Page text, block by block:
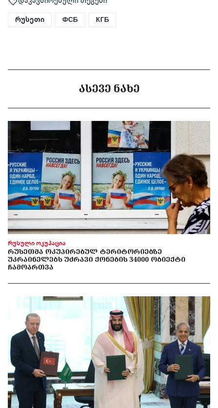
რუსეთი ФСБ КГБ
ᲐᲡᲔᲕᲔ ᲜᲐᲮᲔ
რუსული ოკუპაცია
ᲠᲣᲡᲔᲗᲛᲐ ᲝᲙᲣᲞᲘᲠᲔᲑᲣᲚ ᲢᲔᲠᲘᲢᲝᲠᲘᲔᲑᲖᲔ
ᲣᲙᲠᲐᲘᲜᲔᲚᲔᲑᲡ ᲣᲫᲠᲐᲕᲘ ᲥᲝᲜᲔᲑᲘᲡ 34000 ᲝᲑᲘᲔᲥᲢᲘ
ᲩᲐᲛᲝᲐᲠᲗᲕᲐ